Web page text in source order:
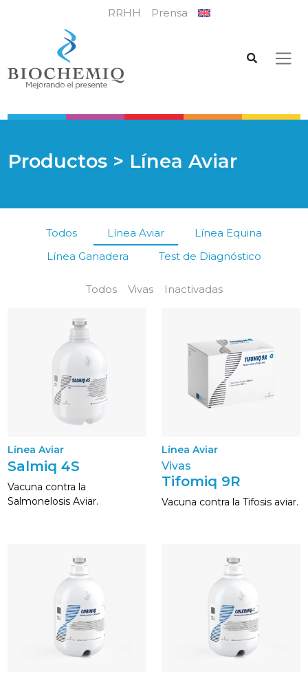
RRHH Prensa
Productos > Línea Aviar
Todos Línea Aviar
Línea Equina
Línea Ganadera
Test de Diagnóstico
Todos Vivas Inactivadas
Línea Aviar
Salmiq 4S
Vacuna contra la
Salmonelosis Aviar.
Línea Aviar
Vivas
Tifomiq 9R
Vacuna contra la Tifosis aviar.